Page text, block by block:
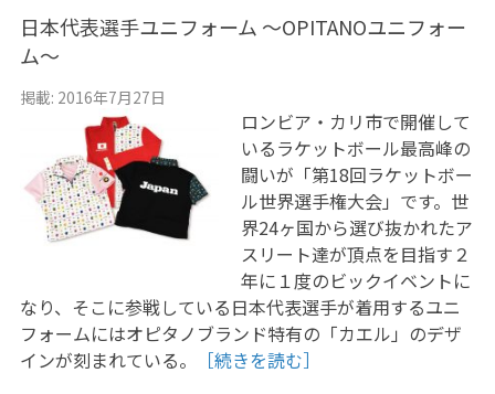
日本代表選手ユニフォーム 〜OPITANOユニフォー
ム〜
掲載: 2016年7月27日
ロンビア・カリ市で開催して
いるラケットボール最高峰の
闘いが「第18回ラケットボー
ル世界選手権大会」です。世
界24ヶ国から選び抜かれたア
スリート達が頂点を目指す２
年に１度のビックイベントに
なり、そこに参戦している日本代表選手が着用するユニ
フォームにはオピタノブランド特有の「カエル」のデザ
インが刻まれている。
［続きを読む］